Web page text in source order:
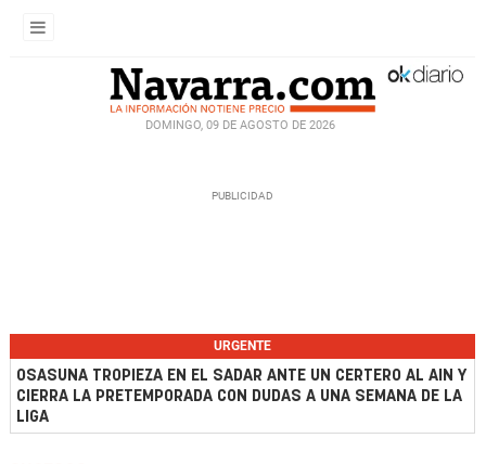
DOMINGO, 09 DE AGOSTO DE 2026
URGENTE
OSASUNA TROPIEZA EN EL SADAR ANTE UN CERTERO AL AIN Y
CIERRA LA PRETEMPORADA CON DUDAS A UNA SEMANA DE LA
LIGA